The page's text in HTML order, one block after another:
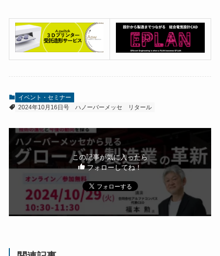
イベント・セミナー
2024年10月16日号
ハノーバーメッセ リタール
この記事が気に入ったら
フォローしてね！